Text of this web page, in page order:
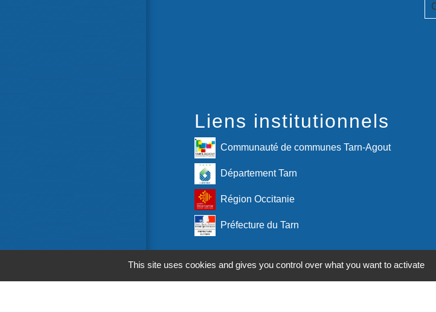
Liens institutionnels
Communauté de communes Tarn-Agout
Département Tarn
Région Occitanie
Préfecture du Tarn
Mentions légales - Politique de
This site uses cookies and gives you control over what you want to activate